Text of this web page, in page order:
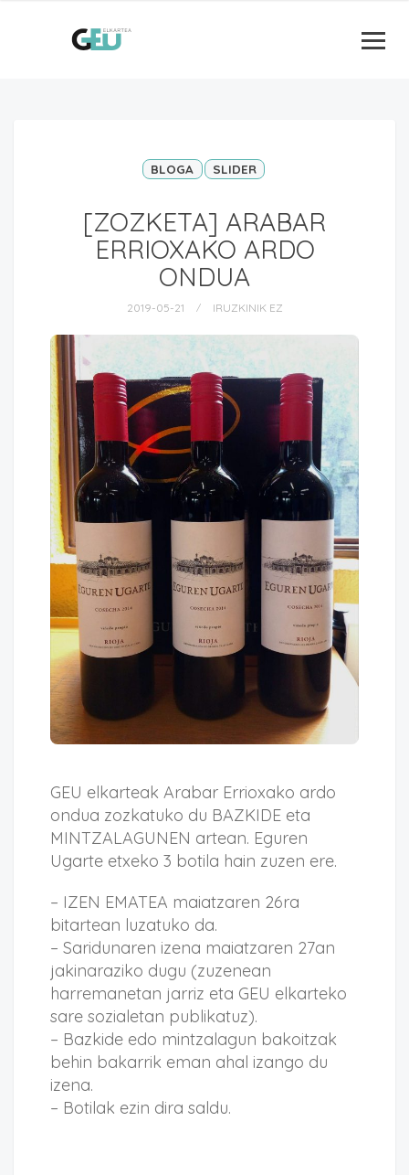
BLOGA SLIDER
[ZOZKETA] ARABAR
ERRIOXAKO ARDO
ONDUA
2019-05-21 IRUZKINIK EZ
GEU elkarteak Arabar Errioxako ardo
ondua zozkatuko du BAZKIDE eta
MINTZALAGUNEN artean. Eguren
Ugarte etxeko 3 botila hain zuzen ere.
– IZEN EMATEA maiatzaren 26ra
bitartean luzatuko da.
– Saridunaren izena maiatzaren 27an
jakinaraziko dugu (zuzenean
harremanetan jarriz eta GEU elkarteko
sare sozialetan publikatuz).
– Bazkide edo mintzalagun bakoitzak
behin bakarrik eman ahal izango du
izena.
– Botilak ezin dira saldu.